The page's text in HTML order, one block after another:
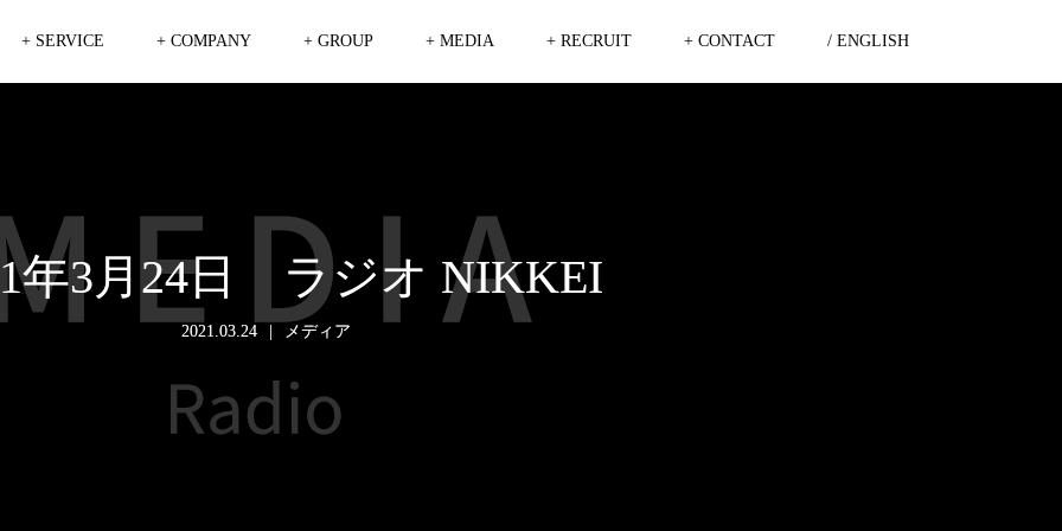
+ SERVICE + COMPANY + GROUP + MEDIA + RECRUIT + CONTACT / ENGLISH
年3月24日 ラジオ NIKKEI
2021.03.24 メディア